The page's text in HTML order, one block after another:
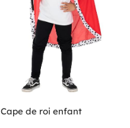
Cape de roi enfant